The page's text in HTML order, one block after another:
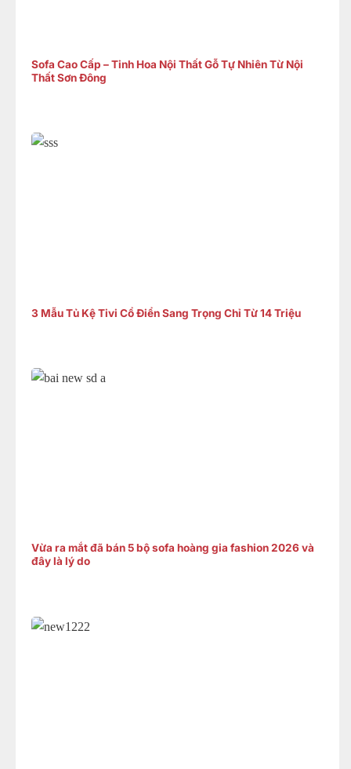
Sofa Cao Cấp – Tinh Hoa Nội Thất Gỗ Tự Nhiên Từ Nội
Thất Sơn Đông
3 Mẫu Tủ Kệ Tivi Cổ Điển Sang Trọng Chỉ Từ 14 Triệu
Vừa ra mắt đã bán 5 bộ sofa hoàng gia fashion 2026 và
đây là lý do